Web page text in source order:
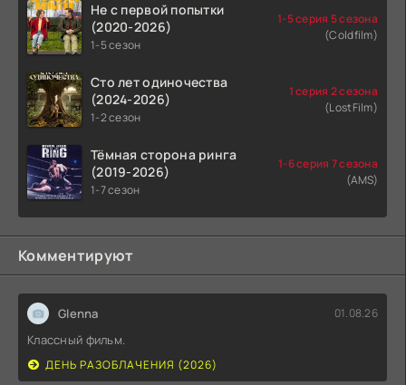
Не с первой попытки
(2020-2026)
1-5 сезон
1-5 серия 5 сезона
(Coldfilm)
Сто лет одиночества
(2024-2026)
1-2 сезон
1 серия 2 сезона
(LostFilm)
Тёмная сторона ринга
(2019-2026)
1-7 сезон
1-6 серия 7 сезона
(AMS)
Комментируют
Glenna 01.08.26
Классный фильм.
ДЕНЬ РАЗОБЛАЧЕНИЯ (2026)